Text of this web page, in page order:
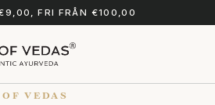
FRI FRÅN €100,00
OF VEDAS